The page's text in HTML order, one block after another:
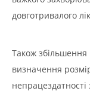
довготривалого
Також збільшення
визначення